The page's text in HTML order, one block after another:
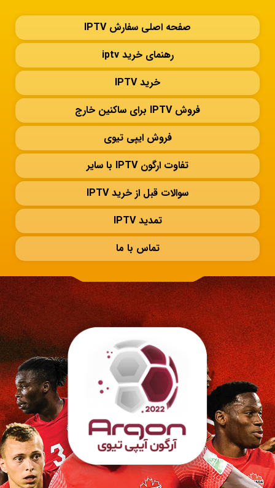
صفحه اصلی سفارش IPTV
رهنمای خرید iptv
خرید IPTV
فروش IPTV برای ساکنین خارج
فروش ایپی تیوی
تفاوت ارگون IPTV با سایر
سوالات قبل از خرید IPTV
تمدید IPTV
تماس با ما